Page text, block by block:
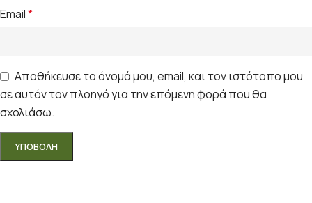
Email*
Αποθήκευσε το όνομά μου, email, και τον ιστότοπο μου
σε αυτόν τον πλοηγό για την επόμενη φορά που θα
σχολιάσω.